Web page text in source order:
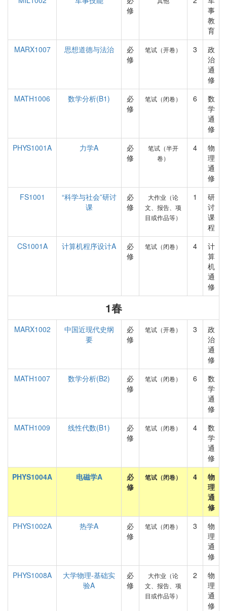
修
事
教
育
MARX1007
思想道德与法治
必
修
笔试（开卷） 3
政
治
通
修
MATH1006
数学分析(B1)
必
修
笔试（闭卷） 6
数
学
通
修
PHYS1001A
力学A
必
修
笔试（半开
卷）
4
物
理
通
修
FS1001
“科学与社会”研讨
课
必
修
大作业（论
文、报告、项
目或作品等）
1
研
讨
课
程
CS1001A
计算机程序设计A
必
修
笔试（闭卷） 4
计
算
机
通
修
1春
MARX1002
中国近现代史纲
要
必
修
笔试（开卷） 3
政
治
通
修
MATH1007
数学分析(B2)
必
修
笔试（闭卷） 6
数
学
通
修
MATH1009
线性代数(B1)
必
修
笔试（闭卷） 4
数
学
通
修
PHYS1004A
电磁学A
必
修
笔试（闭卷） 4
物
理
通
修
PHYS1002A
热学A
必
修
笔试（闭卷） 3
物
理
通
修
PHYS1008A
大学物理-基础实
验A
必
修
大作业（论
文、报告、项
目或作品等）
2
物
理
通
修